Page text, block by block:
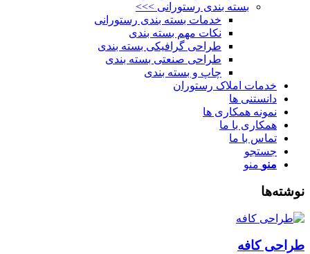
بسته بندی رستورانی >>>
خدمات بسته بندی رستورانی
نکات مهم بسته بندی
طراحی گرافیکی بسته بندی
طراحی صنعتی بسته بندی
چاپ و بسته بندی
خدمات املاک رستوران
دانستنی ها
نمونه همکاری ها
همکاری با ما
تماس با ما
جستجو
منو منو
کافه